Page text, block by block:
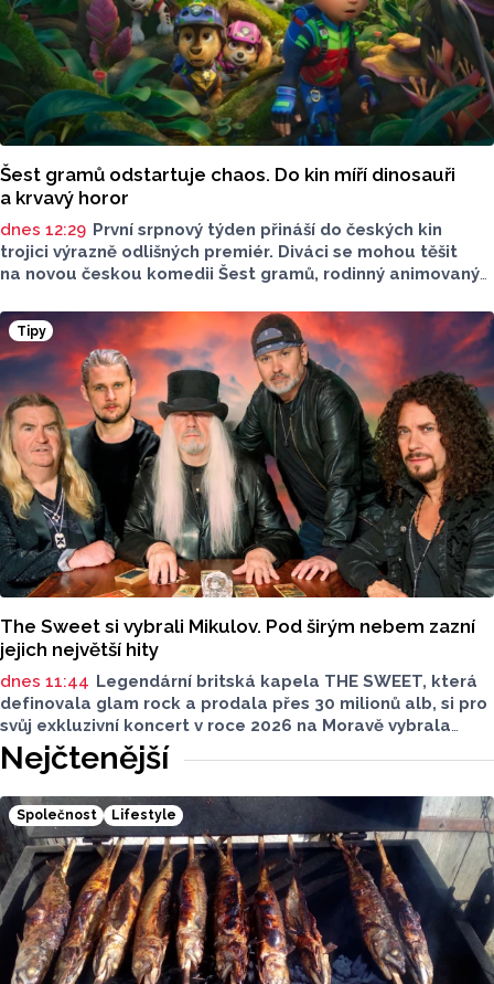
Šest gramů odstartuje chaos. Do kin míří dinosauři
a krvavý horor
dnes 12:29 První srpnový týden přináší do českých kin
trojici výrazně odlišných premiér. Diváci se mohou těšit
na novou českou komedii Šest gramů, rodinný animovaný
který je určen pouze dospělým divákům. Filmové novinky
představil Radek Kreuziger v rozhovoru Lukáše Kobzy pro
Radio Haná.
Tipy
The Sweet si vybrali Mikulov. Pod širým nebem zazní
jejich největší hity
dnes 11:44 Legendární britská kapela THE SWEET, která
definovala glam rock a prodala přes 30 milionů alb, si pro
svůj exkluzivní koncert v roce 2026 na Moravě vybrala
Mikulov. 15. srpna 2026 vystoupí pod širým nebem
v malebném Amfiteátru Mikulov.
Nejčtenější
Společnost Lifestyle